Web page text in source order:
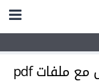
كيف أستطيع التعامل مع ملفات pdf